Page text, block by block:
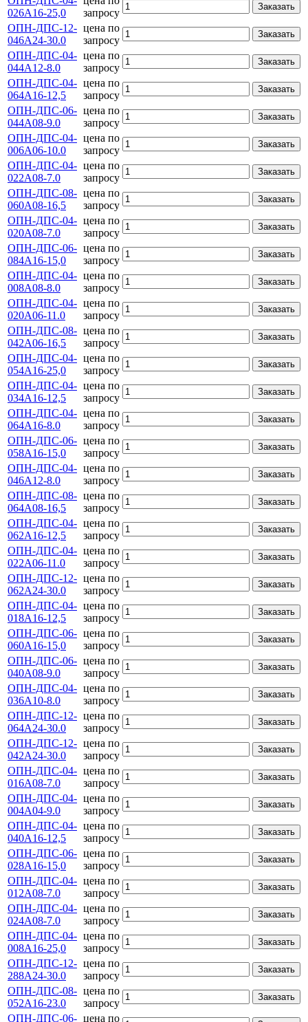
026А16-25,0
запросу
Заказать
ОПН-ДПС-12-
046А24-30.0
цена по
запросу
Заказать
ОПН-ДПС-04-
044А12-8.0
цена по
запросу
Заказать
ОПН-ДПС-04-
064А16-12,5
цена по
запросу
Заказать
ОПН-ДПС-06-
044А08-9.0
цена по
запросу
Заказать
ОПН-ДПС-04-
006А06-10.0
цена по
запросу
Заказать
ОПН-ДПС-04-
022А08-7.0
цена по
запросу
Заказать
ОПН-ДПС-08-
060А08-16,5
цена по
запросу
Заказать
ОПН-ДПС-04-
020А08-7.0
цена по
запросу
Заказать
ОПН-ДПС-06-
084А16-15,0
цена по
запросу
Заказать
ОПН-ДПС-04-
008А08-8.0
цена по
запросу
Заказать
ОПН-ДПС-04-
020А06-11.0
цена по
запросу
Заказать
ОПН-ДПС-08-
042А06-16,5
цена по
запросу
Заказать
ОПН-ДПС-04-
054А16-25,0
цена по
запросу
Заказать
ОПН-ДПС-04-
034А16-12,5
цена по
запросу
Заказать
ОПН-ДПС-04-
064А16-8.0
цена по
запросу
Заказать
ОПН-ДПС-06-
058А16-15,0
цена по
запросу
Заказать
ОПН-ДПС-04-
046А12-8.0
цена по
запросу
Заказать
ОПН-ДПС-08-
064А08-16,5
цена по
запросу
Заказать
ОПН-ДПС-04-
062А16-12,5
цена по
запросу
Заказать
ОПН-ДПС-04-
022А06-11.0
цена по
запросу
Заказать
ОПН-ДПС-12-
062А24-30.0
цена по
запросу
Заказать
ОПН-ДПС-04-
018А16-12,5
цена по
запросу
Заказать
ОПН-ДПС-06-
060А16-15,0
цена по
запросу
Заказать
ОПН-ДПС-06-
040А08-9.0
цена по
запросу
Заказать
ОПН-ДПС-04-
036А10-8.0
цена по
запросу
Заказать
ОПН-ДПС-12-
064А24-30.0
цена по
запросу
Заказать
ОПН-ДПС-12-
042А24-30.0
цена по
запросу
Заказать
ОПН-ДПС-04-
016А08-7.0
цена по
запросу
Заказать
ОПН-ДПС-04-
004А04-9.0
цена по
запросу
Заказать
ОПН-ДПС-04-
040А16-12,5
цена по
запросу
Заказать
ОПН-ДПС-06-
028А16-15,0
цена по
запросу
Заказать
ОПН-ДПС-04-
012А08-7.0
цена по
запросу
Заказать
ОПН-ДПС-04-
024А08-7.0
цена по
запросу
Заказать
ОПН-ДПС-04-
008А16-25,0
цена по
запросу
Заказать
ОПН-ДПС-12-
288А24-30.0
цена по
запросу
Заказать
ОПН-ДПС-08-
052А16-23.0
цена по
запросу
Заказать
ОПН-ДПС-06- цена по